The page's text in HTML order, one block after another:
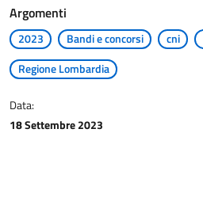
Argomenti
2023 Bandi e concorsi cni
Regione Lombardia
Data:
18 Settembre 2023